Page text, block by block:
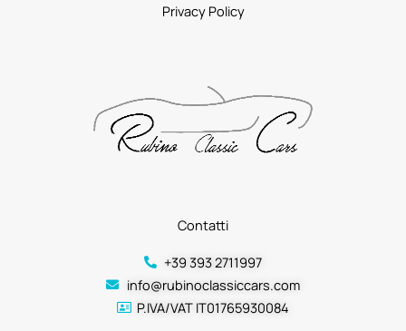
Contatti
+39 393 2711997
info@rubinoclassiccars.com
P.IVA/VAT IT01765930084
Privacy Policy